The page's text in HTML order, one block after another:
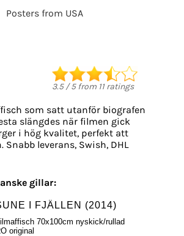
Posters from USA
3.5/5from 11ratings
som satt utanför biografen
slängdes när filmen gick
i hög kvalitet, perfekt att
Snabb leverans, Swish, DHL
gillar:
I FJÄLLEN (2014)
70x100cm nyskick/rullad
original